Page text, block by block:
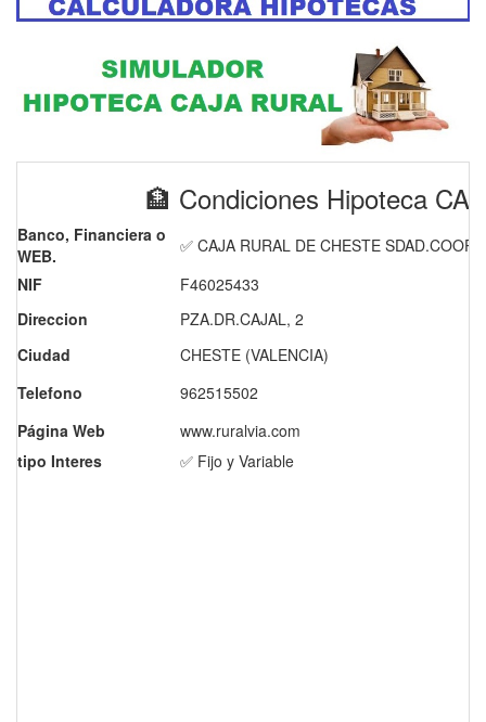
🏦 Condiciones Hipoteca
Banco, Financiera o
WEB.
✅ CAJA RURAL DE CHESTE
NIF
F46025433
Direccion
PZA.DR.CAJAL, 2
Ciudad
CHESTE (VALENCIA)
Telefono
962515502
Página Web
www.ruralvia.com
tipo Interes
✅ Fijo y Variable